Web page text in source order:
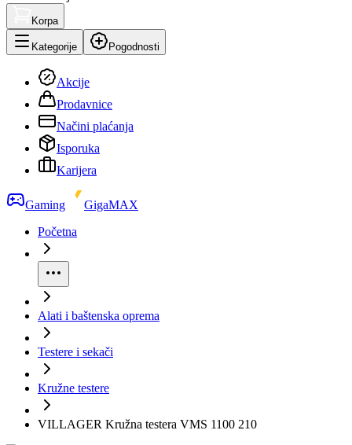
Korpa
Kategorije Pogodnosti
Akcije
Prodavnice
Načini plaćanja
Isporuka
Karijera
Gaming
GigaMAX
Početna
Alati i baštenska oprema
Testere i sekači
Kružne testere
VILLAGER Kružna testera VMS 1100 210